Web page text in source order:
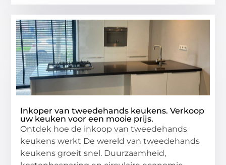
Inkoper van tweedehands keukens. Verkoop
uw keuken voor een mooie prijs.
Ontdek hoe de inkoop van tweedehands
keukens werkt De wereld van tweedehands
keukens groeit snel. Duurzaamheid,